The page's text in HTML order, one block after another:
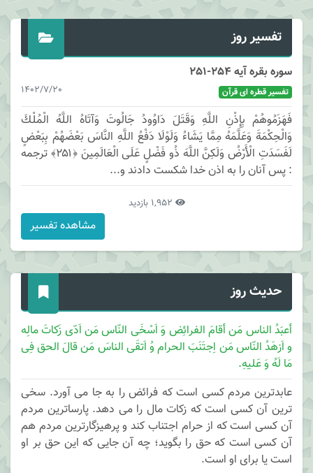
تفسیر روز
سوره بقره آیه 254-251
1402/7/20 تفسیر قطره ای قرآن
فَهَزَمُوهُمْ بِإِذْنِ اللَّهِ وَقَتَلَ دَاوُودُ جَالُوتَ وَآتَاهُ اللَّهُ الْمُلْكَ
وَالْحِكْمَةَ وَعَلَّمَهُ مِمَّا يَشَاءُ وَلَوْلَا دَفْعُ اللَّهِ النَّاسَ بَعْضَهُمْ بِبَعْضٍ
لَفَسَدَتِ الْأَرْضُ وَلَكِنَّ اللَّهَ ذُو فَضْلٍ عَلَى الْعَالَمِينَ ﴿۲۵۱﴾ ترجمه
: پس آنان را به اذن خدا شكست دادند و...
مشاهده تفسیر
حدیث روز
أعبَدُ الناس مَن أقامَ الفرائِض وَ اَسْخَی النّاس مَن اَدّی زَکاتَ مالِه
و اَزهَدُ النّاس مَن اِجتَنَبَ الحرام وُ اَتقَی الناسَ مَن قالَ الحق فِی
مَا لَهُ وَ عَلیهِ.
عابدترین مردم کسی است که فرائض را به جا می آورد. سخی
ترین آن کسی است که زکات مال را می دهد. پارساترین مردم
آن کسی است که از حرام اجتناب کند و پرهیزگارترین مردم هم
آن کسی است که حق را بگوید؛ چه آن جایی که این حق بر او
است یا برای او است.